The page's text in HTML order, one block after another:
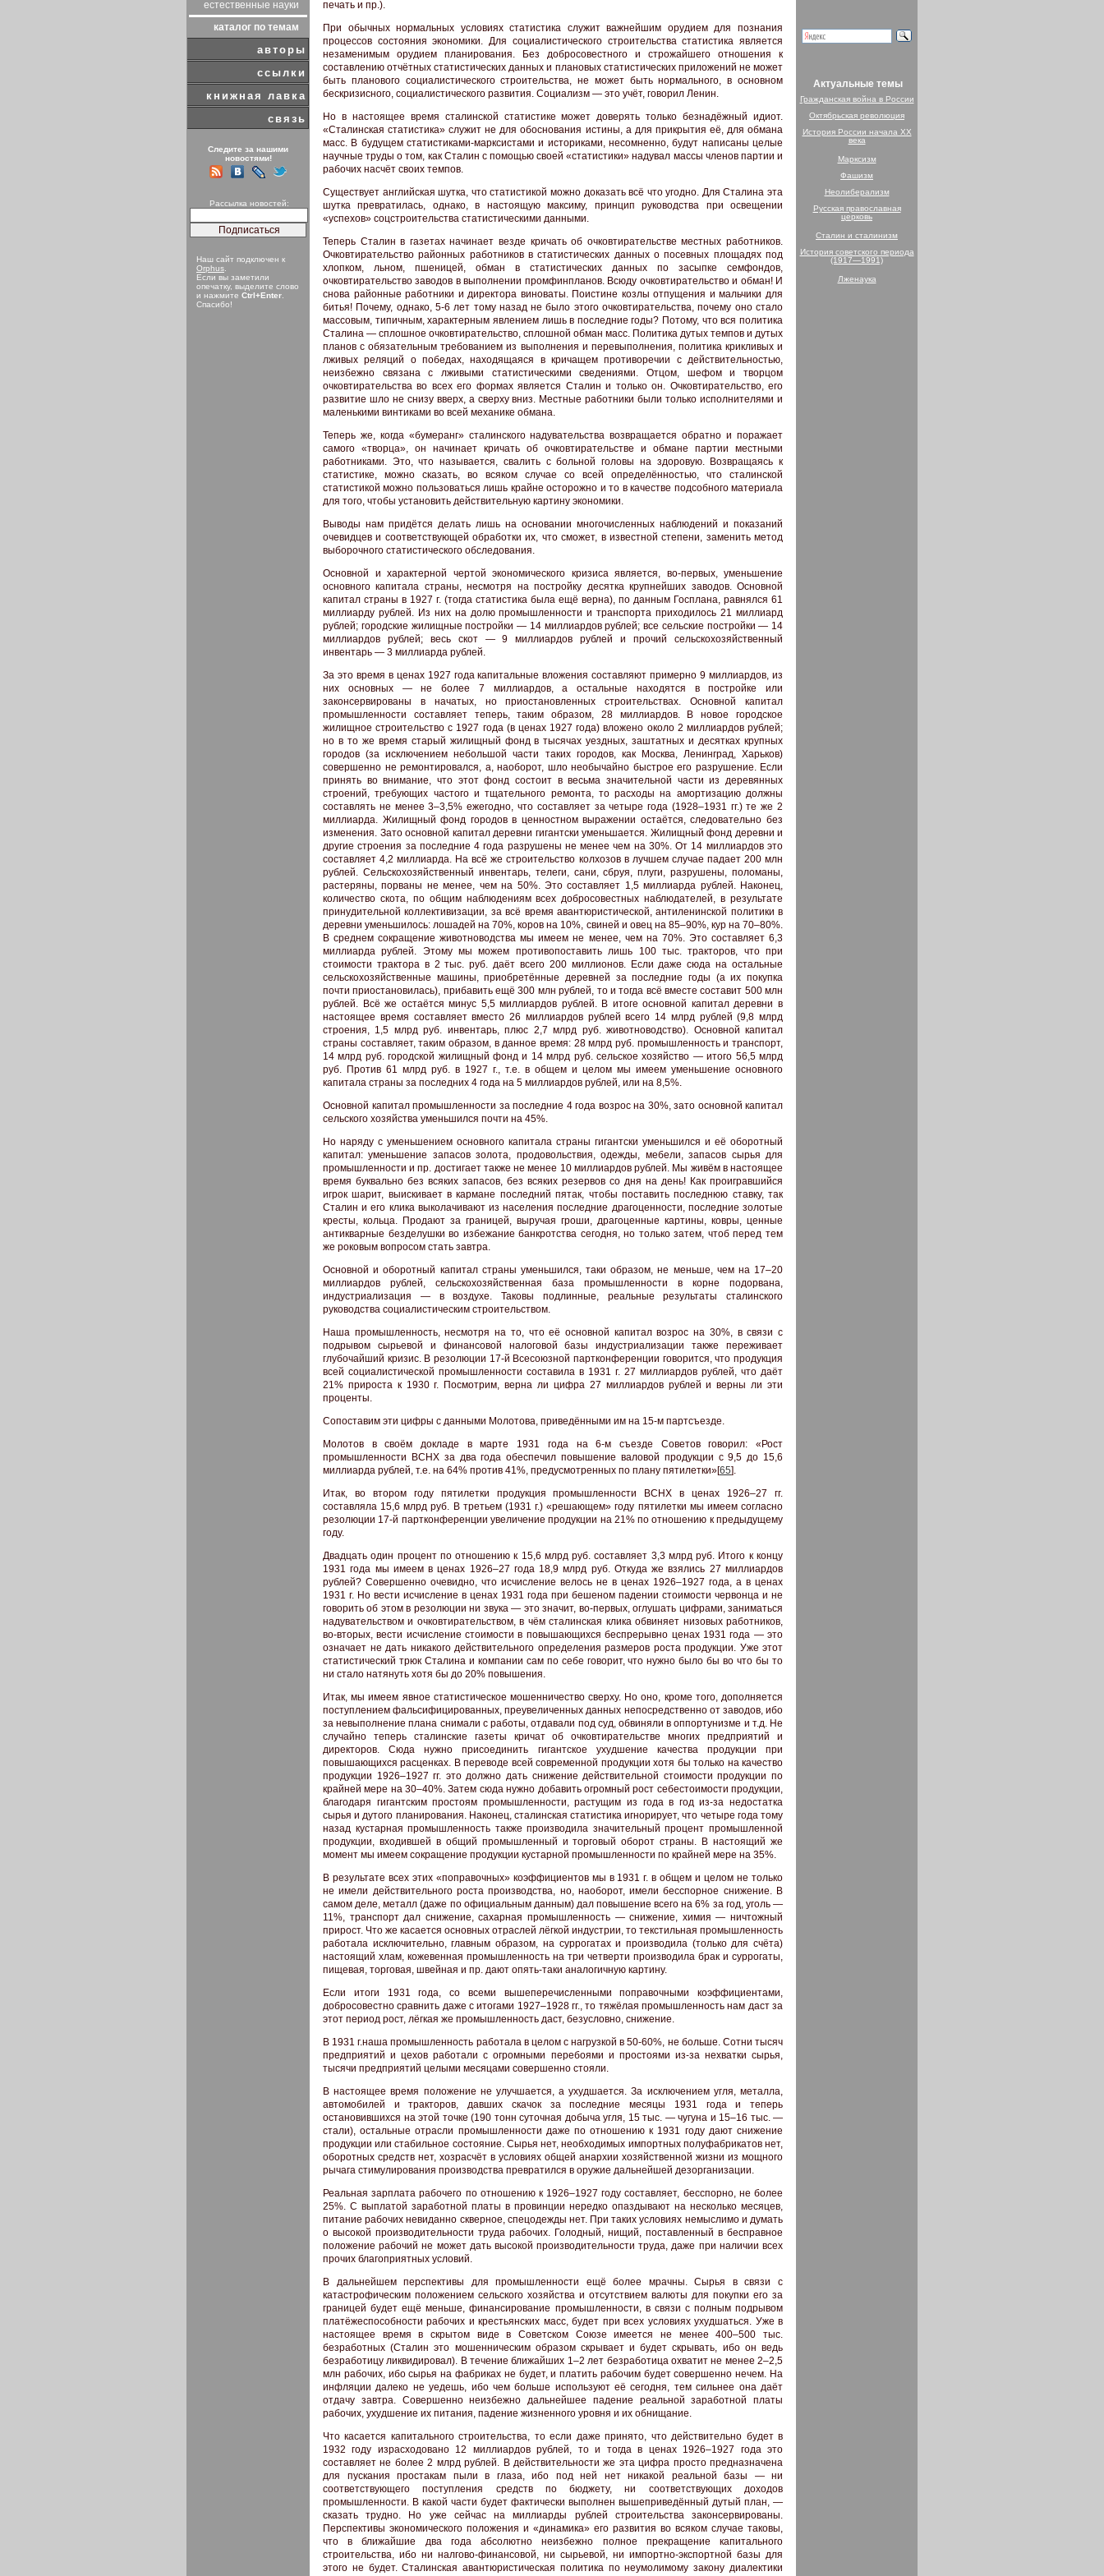
естественные науки
каталог по темам
авторы
ссылки
книжная лавка
связь
Следите за нашими
новостями!
Рассылка новостей:
Наш сайт подключен к
Orphus
Если вы заметили
опечатку, выделите слово
и нажмите Ctrl+Enter
Спасибо!
печать и пр.).
При обычных нормальных условиях статистика служит важнейшим орудием для познания
процессов состояния экономики. Для социалистического строительства статистика является
незаменимым орудием планирования. Без добросовестного и строжайшего отношения к
составлению отчётных статистических данных и плановых статистических приложений не может
быть планового социалистического строительства, не может быть нормального, в основном
бескризисного, социалистического развития. Социализм — это учёт, говорил Ленин.
Но в настоящее время сталинской статистике может доверять только безнадёжный идиот.
«Сталинская статистика» служит не для обоснования истины, а для прикрытия её, для обмана
масс. В будущем статистиками-марксистами и историками, несомненно, будут написаны целые
научные труды о том, как Сталин с помощью своей «статистики» надувал массы членов партии и
рабочих насчёт своих темпов.
Существует английская шутка, что статистикой можно доказать всё что угодно. Для Сталина эта
шутка превратилась, однако, в настоящую максиму, принцип руководства при освещении
«успехов» соцстроительства статистическими данными.
Теперь Сталин в газетах начинает везде кричать об очковтирательстве местных работников.
Очковтирательство районных работников в статистических данных о посевных площадях под
хлопком, льном, пшеницей, обман в статистических данных по засыпке семфондов,
очковтирательство заводов в выполнении промфинпланов. Всюду очковтирательство и обман! И
снова районные работники и директора виноваты. Поистине козлы отпущения и мальчики для
битья! Почему, однако, 5-6 лет тому назад не было этого очковтирательства, почему оно стало
массовым, типичным, характерным явлением лишь в последние годы? Потому, что вся политика
Сталина — сплошное очковтирательство, сплошной обман масс. Политика дутых темпов и дутых
планов с обязательным требованием из выполнения и перевыполнения, политика крикливых и
лживых реляций о победах, находящаяся в кричащем противоречии с действительностью,
неизбежно связана с лживыми статистическими сведениями. Отцом, шефом и творцом
очковтирательства во всех его формах является Сталин и только он. Очковтирательство, его
развитие шло не снизу вверх, а сверху вниз. Местные работники были только исполнителями и
маленькими винтиками во всей механике обмана.
Теперь же, когда «бумеранг» сталинского надувательства возвращается обратно и поражает
самого «творца», он начинает кричать об очковтирательстве и обмане партии местными
работниками. Это, что называется, свалить с больной головы на здоровую. Возвращаясь к
статистике, можно сказать, во всяком случае со всей определённостью, что сталинской
статистикой можно пользоваться лишь крайне осторожно и то в качестве подсобного материала
для того, чтобы установить действительную картину экономики.
Выводы нам придётся делать лишь на основании многочисленных наблюдений и показаний
очевидцев и соответствующей обработки их, что сможет, в известной степени, заменить метод
выборочного статистического обследования.
Основной и характерной чертой экономического кризиса является, во-первых, уменьшение
основного капитала страны, несмотря на постройку десятка крупнейших заводов. Основной
капитал страны в 1927 г. (тогда статистика была ещё верна), по данным Госплана, равнялся 61
миллиарду рублей. Из них на долю промышленности и транспорта приходилось 21 миллиард
рублей; городские жилищные постройки — 14 миллиардов рублей; все сельские постройки — 14
миллиардов рублей; весь скот — 9 миллиардов рублей и прочий сельскохозяйственный
инвентарь — 3 миллиарда рублей.
За это время в ценах 1927 года капитальные вложения составляют примерно 9 миллиардов, из
них основных — не более 7 миллиардов, а остальные находятся в постройке или
законсервированы в начатых, но приостановленных строительствах. Основной капитал
промышленности составляет теперь, таким образом, 28 миллиардов. В новое городское
жилищное строительство с 1927 года (в ценах 1927 года) вложено около 2 миллиардов рублей;
но в то же время старый жилищный фонд в тысячах уездных, заштатных и десятках крупных
городов (за исключением небольшой части таких городов, как Москва, Ленинград, Харьков)
совершенно не ремонтировался, а, наоборот, шло необычайно быстрое его разрушение. Если
принять во внимание, что этот фонд состоит в весьма значительной части из деревянных
строений, требующих частого и тщательного ремонта, то расходы на амортизацию должны
составлять не менее 3–3,5% ежегодно, что составляет за четыре года (1928–1931 гг.) те же 2
миллиарда. Жилищный фонд городов в ценностном выражении остаётся, следовательно без
изменения. Зато основной капитал деревни гигантски уменьшается. Жилищный фонд деревни и
другие строения за последние 4 года разрушены не менее чем на 30%. От 14 миллиардов это
составляет 4,2 миллиарда. На всё же строительство колхозов в лучшем случае падает 200 млн
рублей. Сельскохозяйственный инвентарь, телеги, сани, сбруя, плуги, разрушены, поломаны,
растеряны, порваны не менее, чем на 50%. Это составляет 1,5 миллиарда рублей. Наконец,
количество скота, по общим наблюдениям всех добросовестных наблюдателей, в результате
принудительной коллективизации, за всё время авантюристической, антиленинской политики в
деревни уменьшилось: лошадей на 70%, коров на 10%, свиней и овец на 85–90%, кур на 70–80%.
В среднем сокращение животноводства мы имеем не менее, чем на 70%. Это составляет 6,3
миллиарда рублей. Этому мы можем противопоставить лишь 100 тыс. тракторов, что при
стоимости трактора в 2 тыс. руб. даёт всего 200 миллионов. Если даже сюда на остальные
сельскохозяйственные машины, приобретённые деревней за последние годы (а их покупка
почти приостановилась), прибавить ещё 300 млн рублей, то и тогда всё вместе составит 500 млн
рублей. Всё же остаётся минус 5,5 миллиардов рублей. В итоге основной капитал деревни в
настоящее время составляет вместо 26 миллиардов рублей всего 14 млрд рублей (9,8 млрд
строения, 1,5 млрд руб. инвентарь, плюс 2,7 млрд руб. животноводство). Основной капитал
страны составляет, таким образом, в данное время: 28 млрд руб. промышленность и транспорт,
14 млрд руб. городской жилищный фонд и 14 млрд руб. сельское хозяйство — итого 56,5 млрд
руб. Против 61 млрд руб. в 1927 г., т.е. в общем и целом мы имеем уменьшение основного
капитала страны за последних 4 года на 5 миллиардов рублей, или на 8,5%.
Основной капитал промышленности за последние 4 года возрос на 30%, зато основной капитал
сельского хозяйства уменьшился почти на 45%.
Но наряду с уменьшением основного капитала страны гигантски уменьшился и её оборотный
капитал: уменьшение запасов золота, продовольствия, одежды, мебели, запасов сырья для
промышленности и пр. достигает также не менее 10 миллиардов рублей. Мы живём в настоящее
время буквально без всяких запасов, без всяких резервов со дня на день! Как проигравшийся
игрок шарит, выискивает в кармане последний пятак, чтобы поставить последнюю ставку, так
Сталин и его клика выколачивают из населения последние драгоценности, последние золотые
кресты, кольца. Продают за границей, выручая гроши, драгоценные картины, ковры, ценные
антикварные безделушки во избежание банкротства сегодня, но только затем, чтоб перед тем
же роковым вопросом стать завтра.
Основной и оборотный капитал страны уменьшился, таки образом, не меньше, чем на 17–20
миллиардов рублей, сельскохозяйственная база промышленности в корне подорвана,
индустриализация — в воздухе. Таковы подлинные, реальные результаты сталинского
руководства социалистическим строительством.
Наша промышленность, несмотря на то, что её основной капитал возрос на 30%, в связи с
подрывом сырьевой и финансовой налоговой базы индустриализации также переживает
глубочайший кризис. В резолюции 17-й Всесоюзной партконференции говорится, что продукция
всей социалистической промышленности составила в 1931 г. 27 миллиардов рублей, что даёт
21% прироста к 1930 г. Посмотрим, верна ли цифра 27 миллиардов рублей и верны ли эти
проценты.
Сопоставим эти цифры с данными Молотова, приведёнными им на 15-м партсъезде.
Молотов в своём докладе в марте 1931 года на 6-м съезде Советов говорил: «Рост
промышленности ВСНХ за два года обеспечил повышение валовой продукции с 9,5 до 15,6
миллиарда рублей, т.е. на 64% против 41%, предусмотренных по плану пятилетки»[65].
Итак, во втором году пятилетки продукция промышленности ВСНХ в ценах 1926–27 гг.
составляла 15,6 млрд руб. В третьем (1931 г.) «решающем» году пятилетки мы имеем согласно
резолюции 17-й партконференции увеличение продукции на 21% по отношению к предыдущему
году.
Двадцать один процент по отношению к 15,6 млрд руб. составляет 3,3 млрд руб. Итого к концу
1931 года мы имеем в ценах 1926–27 года 18,9 млрд руб. Откуда же взялись 27 миллиардов
рублей? Совершенно очевидно, что исчисление велось не в ценах 1926–1927 года, а в ценах
1931 г. Но вести исчисление в ценах 1931 года при бешеном падении стоимости червонца и не
говорить об этом в резолюции ни звука — это значит, во-первых, оглушать цифрами, заниматься
надувательством и очковтирательством, в чём сталинская клика обвиняет низовых работников,
во-вторых, вести исчисление стоимости в повышающихся беспрерывно ценах 1931 года — это
означает не дать никакого действительного определения размеров роста продукции. Уже этот
статистический трюк Сталина и компании сам по себе говорит, что нужно было бы во что бы то
ни стало натянуть хотя бы до 20% повышения.
Итак, мы имеем явное статистическое мошенничество сверху. Но оно, кроме того, дополняется
поступлением фальсифицированных, преувеличенных данных непосредственно от заводов, ибо
за невыполнение плана снимали с работы, отдавали под суд, обвиняли в оппортунизме и т.д. Не
случайно теперь сталинские газеты кричат об очковтирательстве многих предприятий и
директоров. Сюда нужно присоединить гигантское ухудшение качества продукции при
повышающихся расценках. В переводе всей современной продукции хотя бы только на качество
продукции 1926–1927 гг. это должно дать снижение действительной стоимости продукции по
крайней мере на 30–40%. Затем сюда нужно добавить огромный рост себестоимости продукции,
благодаря гигантским простоям промышленности, растущим из года в год из-за недостатка
сырья и дутого планирования. Наконец, сталинская статистика игнорирует, что четыре года тому
назад кустарная промышленность также производила значительный процент промышленной
продукции, входившей в общий промышленный и торговый оборот страны. В настоящий же
момент мы имеем сокращение продукции кустарной промышленности по крайней мере на 35%.
В результате всех этих «поправочных» коэффициентов мы в 1931 г. в общем и целом не только
не имели действительного роста производства, но, наоборот, имели бесспорное снижение. В
самом деле, металл (даже по официальным данным) дал повышение всего на 6% за год, уголь —
11%, транспорт дал снижение, сахарная промышленность — снижение, химия — ничтожный
прирост. Что же касается основных отраслей лёгкой индустрии, то текстильная промышленность
работала исключительно, главным образом, на суррогатах и производила (только для счёта)
настоящий хлам, кожевенная промышленность на три четверти производила брак и суррогаты,
пищевая, торговая, швейная и пр. дают опять-таки аналогичную картину.
Если итоги 1931 года, со всеми вышеперечисленными поправочными коэффициентами,
добросовестно сравнить даже с итогами 1927–1928 гг., то тяжёлая промышленность нам даст за
этот период рост, лёгкая же промышленность даст, безусловно, снижение.
В 1931 г.наша промышленность работала в целом с нагрузкой в 50-60%, не больше. Сотни тысяч
предприятий и цехов работали с огромными перебоями и простоями из-за нехватки сырья,
тысячи предприятий целыми месяцами совершенно стояли.
В настоящее время положение не улучшается, а ухудшается. За исключением угля, металла,
автомобилей и тракторов, давших скачок за последние месяцы 1931 года и теперь
остановившихся на этой точке (190 тонн суточная добыча угля, 15 тыс. — чугуна и 15–16 тыс. —
стали), остальные отрасли промышленности даже по отношению к 1931 году дают снижение
продукции или стабильное состояние. Сырья нет, необходимых импортных полуфабрикатов нет,
оборотных средств нет, хозрасчёт в условиях общей анархии хозяйственной жизни из мощного
рычага стимулирования производства превратился в оружие дальнейшей дезорганизации.
Реальная зарплата рабочего по отношению к 1926–1927 году составляет, бесспорно, не более
25%. С выплатой заработной платы в провинции нередко опаздывают на несколько месяцев,
питание рабочих невиданно скверное, спецодежды нет. При таких условиях немыслимо и думать
о высокой производительности труда рабочих. Голодный, нищий, поставленный в бесправное
положение рабочий не может дать высокой производительности труда, даже при наличии всех
прочих благоприятных условий.
В дальнейшем перспективы для промышленности ещё более мрачны. Сырья в связи с
катастрофическим положением сельского хозяйства и отсутствием валюты для покупки его за
границей будет ещё меньше, финансирование промышленности, в связи с полным подрывом
платёжеспособности рабочих и крестьянских масс, будет при всех условиях ухудшаться. Уже в
настоящее время в скрытом виде в Советском Союзе имеется не менее 400–500 тыс.
безработных (Сталин это мошенническим образом скрывает и будет скрывать, ибо он ведь
безработицу ликвидировал). В течение ближайших 1–2 лет безработица охватит не менее 2–2,5
млн рабочих, ибо сырья на фабриках не будет, и платить рабочим будет совершенно нечем. На
инфляции далеко не уедешь, ибо чем больше используют её сегодня, тем сильнее она даёт
отдачу завтра. Совершенно неизбежно дальнейшее падение реальной заработной платы
рабочих, ухудшение их питания, падение жизненного уровня и их обнищание.
Что касается капитального строительства, то если даже принято, что действительно будет в
1932 году израсходовано 12 миллиардов рублей, то и тогда в ценах 1926–1927 года это
составляет не более 2 млрд рублей. В действительности же эта цифра просто предназначена
для пускания простакам пыли в глаза, ибо под ней нет никакой реальной базы — ни
соответствующего поступления средств по бюджету, ни соответствующих доходов
промышленности. В какой части будет фактически выполнен вышеприведённый дутый план, —
сказать трудно. Но уже сейчас на миллиарды рублей строительства законсервированы.
Перспективы экономического положения и «динамика» его развития во всяком случае таковы,
что в ближайшие два года абсолютно неизбежно полное прекращение капитального
строительства, ибо ни налгово-финансовой, ни сырьевой, ни импортно-экспортной базы для
этого не будет. Сталинская авантюристическая политика по неумолимому закону диалектики
Актуальные темы
Гражданская война в России
Октябрьская революция
История России начала XX
века
Марксизм
Фашизм
Неолиберализм
Русская православная
церковь
Сталин и сталинизм
История советского периода
(1917—1991)
Лженаука